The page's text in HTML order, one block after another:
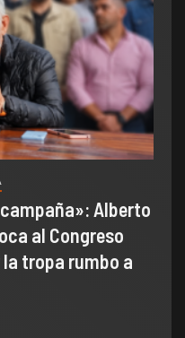
Alberto
al Congreso
tropa rumbo a